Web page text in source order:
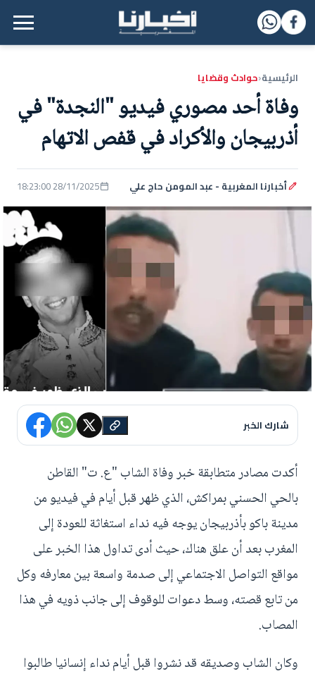
القائمة الرئيسية
الرئيسية‹حوادث وقضايا
وفاة أحد مصوري فيديو "النجدة" في
أذربيجان والأكراد في قفص الاتهام
أخبارنا المغربية - عبد المومن حاج علي 28/11/2025 18:23:00
شارك الخبر
أكدت مصادر متطابقة خبر وفاة الشاب "ع. ت" القاطن
بالحي الحسني بمراكش، الذي ظهر قبل أيام في فيديو من
مدينة باكو بأذربيجان يوجه فيه نداء استغاثة للعودة إلى
المغرب بعد أن علق هناك، حيث أدى تداول هذا الخبر على
مواقع التواصل الاجتماعي إلى صدمة واسعة بين معارفه وكل
من تابع قصته، وسط دعوات للوقوف إلى جانب ذويه في هذا
المصاب.
وكان الشاب وصديقه قد نشروا قبل أيام نداء إنسانيا طالبوا